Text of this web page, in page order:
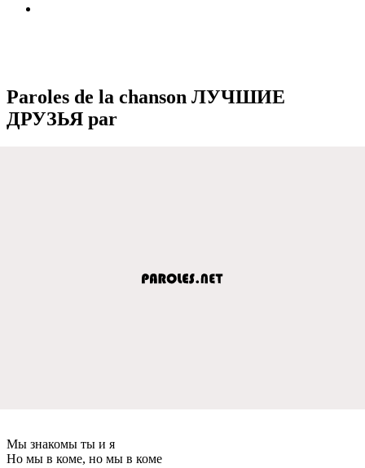
Paroles de la chanson ЛУЧШИЕ
ДРУЗЬЯ par
Мы знакомы ты и я
Но мы в коме, но мы в коме